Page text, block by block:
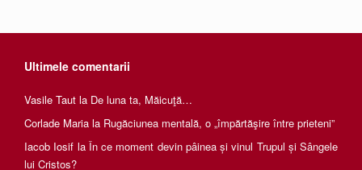
Ultimele comentarii
Vasile Taut la De luna ta, Măicuţă…
Corlade Maria la Rugăciunea mentală, o „împărtăşire între prieteni”
Iacob Iosif la În ce moment devin pâinea și vinul Trupul și Sângele
lui Cristos?